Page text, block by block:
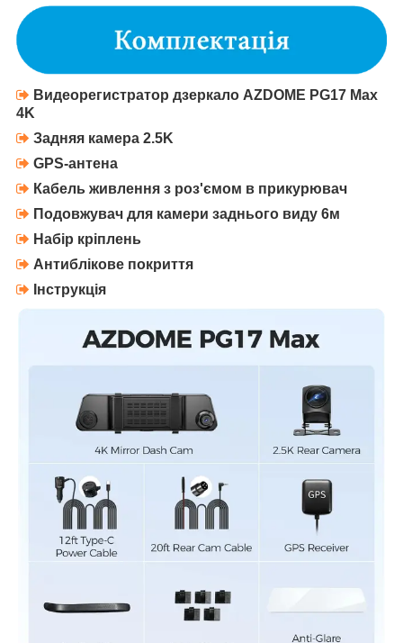
Видеорегистратор дзеркало AZDOME PG17 Max
4K
Задняя камера 2.5K
GPS-антена
Кабель живлення з роз'ємом в прикурювач
Подовжувач для камери заднього виду 6м
Набір кріплень
Антиблікове покриття
Інструкція